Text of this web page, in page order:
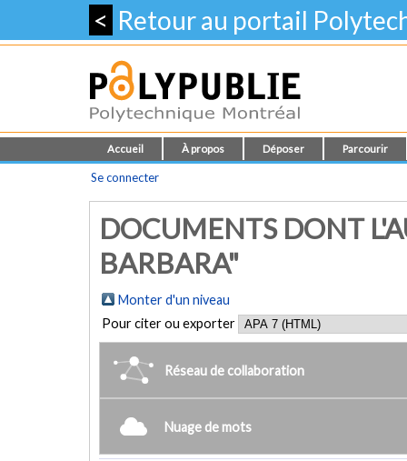
< Retour au portail
Accueil À propos Déposer Parcourir
Se connecter
DOCUMENTS DONT
BARBARA"
Monter d'un niveau
Pour citer ou exporter
Réseau de collaboration
Nuage de mots